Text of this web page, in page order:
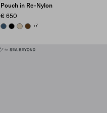
Pouch in Re-Nylon
€ 650
AVIATION BLUE
BLACKDESERT BEIGE
BRANDY
+7